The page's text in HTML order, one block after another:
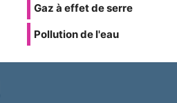
Gaz à effet de serre
Pollution de l'eau